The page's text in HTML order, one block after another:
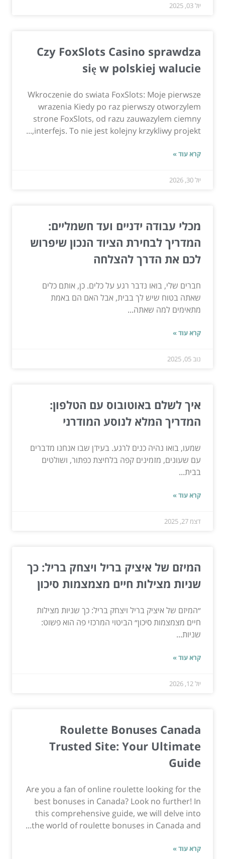
יול 03, 2025
Czy FoxSlots Casino sprawdza
się w polskiej walucie
Wkroczenie do swiata FoxSlots: Moje pierwsze
wrazenia Kiedy po raz pierwszy otworzylem
strone FoxSlots, od razu zauwazylem ciemny
interfejs. To nie jest kolejny krzykliwy projekt,...
קרא עוד »
יול 30, 2026
מכלי עבודה ידניים ועד חשמליים:
המדריך לבחירת הציוד הנכון שיפרוש
לכם את הדרך להצלחה
חברים שלי, בואו נדבר רגע על כלים. כן, אותם כלים
שאתה בטוח שיש לך בבית, אבל האם הם באמת
מתאימים למה שאתה...
קרא עוד »
נוב 05, 2025
איך לשלם באוטובוס עם הטלפון:
המדריך המלא לנוסע המודרני
שמעו, בואו נהיה כנים לרגע. בעידן שבו אנחנו מדברים
עם שעונים, מזמינים קפה בלחיצת כפתור, ושולטים
בבית...
קרא עוד »
דצמ 27, 2025
המיזם של איציק בריל ויצחק בריל: כך
שניות מצילות חיים מצמצמות סיכון
״המיזם של איציק בריל ויצחק בריל: כך שניות מצילות
חיים מצמצמות סיכון״ הביטוי המרכזי פה הוא פשוט:
שניות...
קרא עוד »
יול 12, 2026
Roulette Bonuses Canada
Trusted Site: Your Ultimate
Guide
Are you a fan of online roulette looking for the
best bonuses in Canada? Look no further! In
this comprehensive guide, we will delve into
the world of roulette bonuses in Canada and...
קרא עוד »